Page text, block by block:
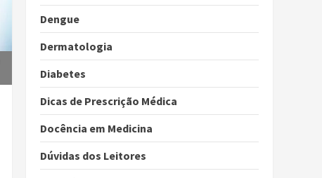
Dengue
Dermatologia
Diabetes
Dicas de Prescrição Médica
Docência em Medicina
Dúvidas dos Leitores